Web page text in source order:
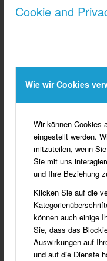
Cookie and
Wie wir Cookies
Wir können Cookies
eingestellt werden.
mitzuteilen, wenn
Sie mit uns
und Ihre Beziehung
Klicken Sie auf die
können auch einige
Sie, dass das
Auswirkungen auf
und auf die Dienste
gedämmt.